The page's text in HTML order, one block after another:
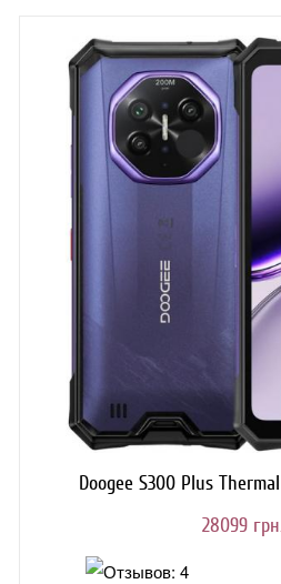
Doogee S300 Plus
28099